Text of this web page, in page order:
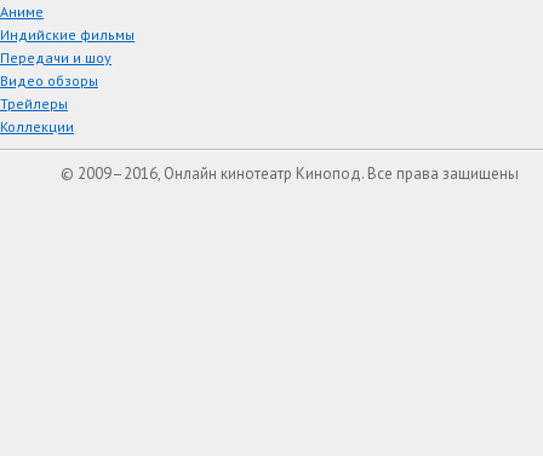
Аниме
Индийские фильмы
Передачи и шоу
Видео обзоры
Трейлеры
Коллекции
© 2009–2016, Онлайн кинотеатр Кинопод. Все права защищены